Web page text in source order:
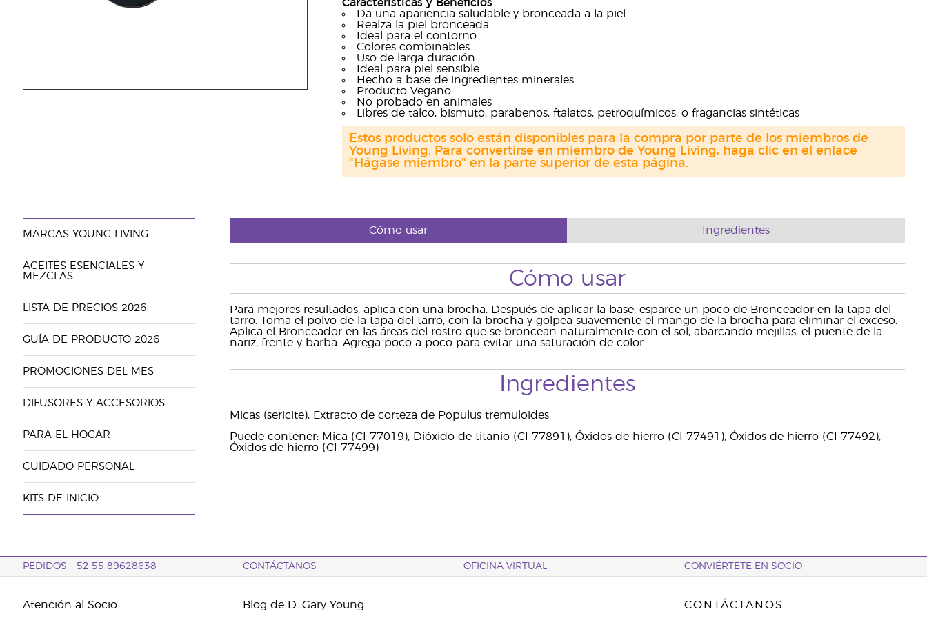
Características y Beneficios
Da una apariencia saludable y bronceada a la piel
Realza la piel bronceada
Ideal para el contorno
Colores combinables
Uso de larga duración
Ideal para piel sensible
Hecho a base de ingredientes minerales
Producto Vegano
No probado en animales
Libres de talco, bismuto, parabenos, ftalatos, petroquímicos, o fragancias sintéticas
Estos productos solo están disponibles para la compra por parte de los miembros de
Young Living. Para convertirse en miembro de Young Living, haga clic en el enlace
"Hágase miembro" en la parte superior de esta página.
MARCAS YOUNG LIVING
ACEITES ESENCIALES Y
MEZCLAS
LISTA DE PRECIOS 2026
GUÍA DE PRODUCTO 2026
PROMOCIONES DEL MES
DIFUSORES Y ACCESORIOS
PARA EL HOGAR
CUIDADO PERSONAL
KITS DE INICIO
Cómo usar Ingredientes
Cómo usar
Para mejores resultados, aplica con una brocha. Después de aplicar la base, esparce un poco de Bronceador en la tapa del
tarro. Toma el polvo de la tapa del tarro, con la brocha y golpea suavemente el mango de la brocha para eliminar el exceso.
Aplica el Bronceador en las áreas del rostro que se broncean naturalmente con el sol, abarcando mejillas, el puente de la
nariz, frente y barba. Agrega poco a poco para evitar una saturación de color.
Ingredientes
Micas (sericite), Extracto de corteza de Populus tremuloides
Puede contener: Mica (CI 77019), Dióxido de titanio (CI 77891), Óxidos de hierro (CI 77491), Óxidos de hierro (CI 77492),
Óxidos de hierro (CI 77499)
PEDIDOS: +52 55 89628638 CONTÁCTANOS OFICINA VIRTUAL CONVIÉRTETE EN SOCIO
Atención al Socio Blog de D. Gary Young CONTÁCTANOS